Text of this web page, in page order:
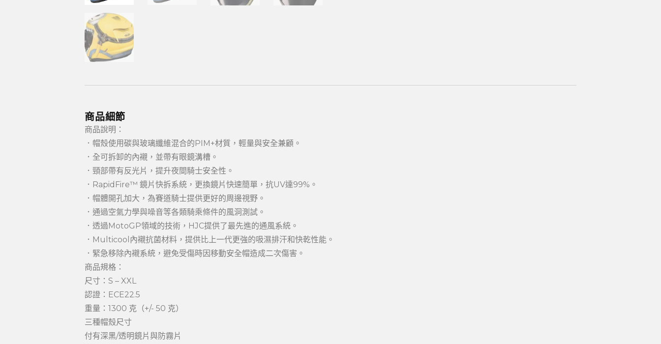
商品細節
商品說明：
．帽殼使用碳與玻璃纖維混合的PIM+材質，輕量與安全兼顧。
．全可拆卸的內襯，並帶有眼鏡溝槽。
．頸部帶有反光片，提升夜間騎士安全性。
．RapidFire™ 鏡片快拆系統，更換鏡片快速簡單，抗UV達99%。
．帽體開孔加大，為賽道騎士提供更好的周邊視野。
．通過空氣力學與噪音等各類騎乘條件的風洞測試。
．透過MotoGP領域的技術，HJC提供了最先進的通風系統。
．Multicool內襯抗菌材料，提供比上一代更強的吸濕排汗和快乾性能。
．緊急移除內襯系統，避免受傷時因移動安全帽造成二次傷害。
商品規格：
尺寸：S – XXL
認證：ECE22.5
重量：1300 克（+/- 50 克）
三種帽殼尺寸
付有深黑/透明鏡片與防霧片